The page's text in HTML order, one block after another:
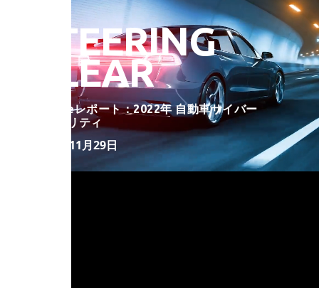
STEERING
CLEAR
VicOneレポート：2022年 自動車サイバー
セキュリティ
2022年11月29日